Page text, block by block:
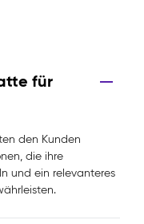
für
den Kunden
die ihre
und ein relevanteres